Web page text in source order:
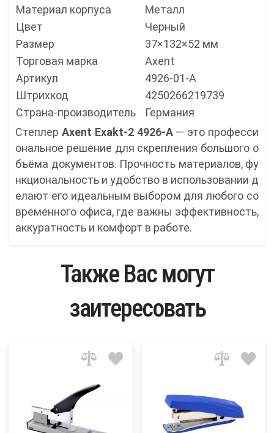
Материал корпуса
Металл
Цвет
Черный
Размер
37×132×52 мм
Торговая марка
Axent
Артикул
4926-01-A
Штрихкод
4250266219739
Страна-производитель
Германия
Степлер Axent Exakt-2 4926-A— это професси
ональное решение для скрепления большого о
бъёма документов. Прочность материалов, фу
нкциональность и удобство в использовании д
елают его идеальным выбором для любого со
временного офиса, где важны эффективность,
аккуратность и комфорт в работе.
Также Вас могут
заитересовать